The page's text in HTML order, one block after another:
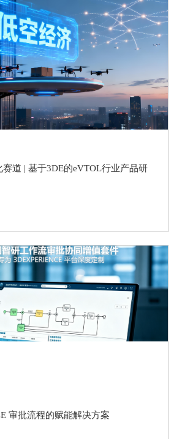
道 | 基于3DE的eVTOL行业产品研
审批流程的赋能解决方案